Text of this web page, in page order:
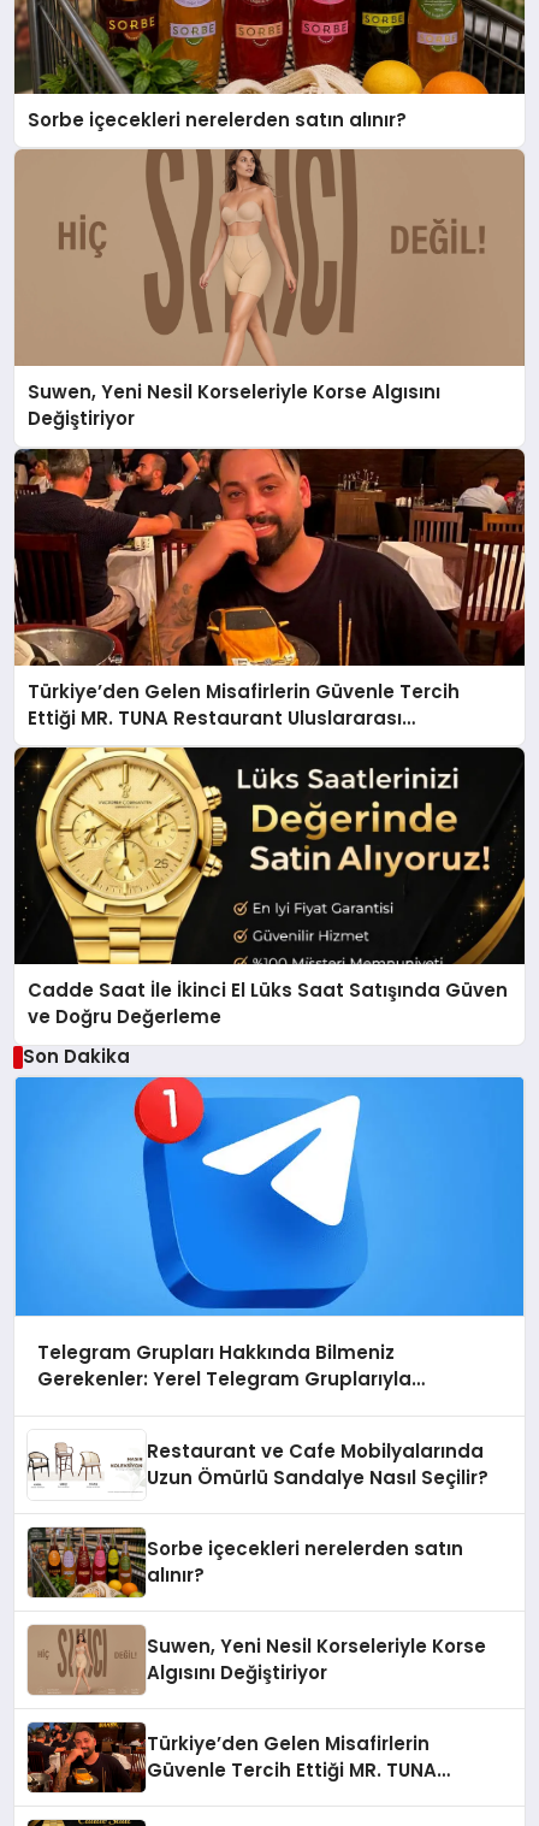
Sorbe içecekleri nerelerden satın alınır?
Suwen, Yeni Nesil Korseleriyle Korse Algısını
Değiştiriyor
Türkiye’den Gelen Misafirlerin Güvenle Tercih
Ettiği MR. TUNA Restaurant Uluslararası
Başarısıyla Dikkat Çekiyor
Cadde Saat İle İkinci El Lüks Saat Satışında Güven
ve Doğru Değerleme
Son Dakika
Telegram Grupları Hakkında Bilmeniz
Gerekenler: Yerel Telegram Gruplarıyla
Restaurant ve Cafe Mobilyalarında
Uzun Ömürlü Sandalye Nasıl Seçilir?
Sorbe içecekleri nerelerden satın
alınır?
Suwen, Yeni Nesil Korseleriyle Korse
Algısını Değiştiriyor
Türkiye’den Gelen Misafirlerin
Güvenle Tercih Ettiği MR. TUNA